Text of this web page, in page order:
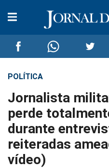
Compartilhar
no
Facebook
Compartilhar
no
Whatsapp
no
Twitter
POLÍTICA
Jornalista
perde
durante
reiteradas
vídeo)